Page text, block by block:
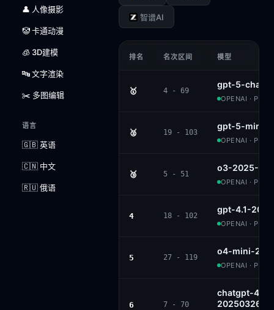
👤 人像摄影
🤡 卡通动漫
🧊 3D建模
🔤 文字渲染
✂️ 多图编辑
语言
🇬🇧 英语
🇨🇳 中文
🇷🇺 俄语
智谱AI
排名 名次区间 模型
🥇 4 - 69
gpt-5-chat
OPENAI ·
🥈 19 - 103
gpt-5-mini-
OPENAI ·
🥉 5 - 51
o3-2025-
OPENAI ·
4 18 - 102
gpt-4.1-
OPENAI ·
5 27 - 119
o4-mini-
OPENAI ·
6 7 - 70
chatgpt-4o-
20250326